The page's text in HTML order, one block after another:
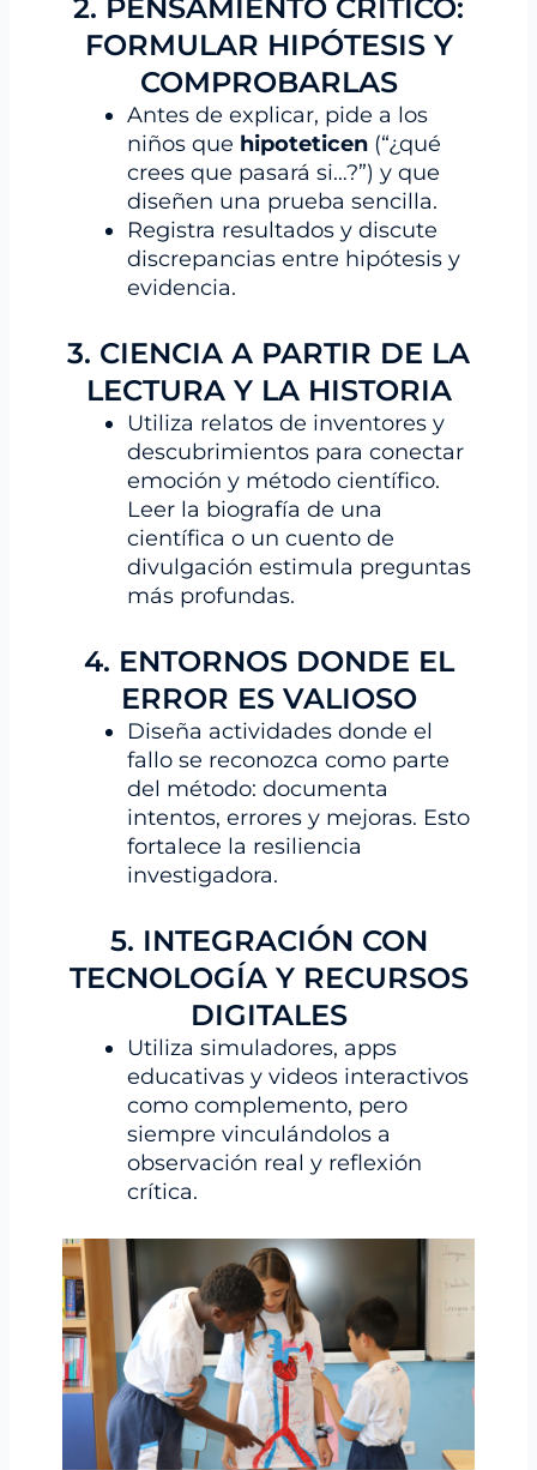
2. PENSAMIENTO CRÍTICO:
FORMULAR HIPÓTESIS Y
COMPROBARLAS
Antes de explicar, pide a los
niños que hipoteticen (“¿qué
crees que pasará si…?”) y que
diseñen una prueba sencilla.
Registra resultados y discute
discrepancias entre hipótesis y
evidencia.
3. CIENCIA A PARTIR DE LA
LECTURA Y LA HISTORIA
Utiliza relatos de inventores y
descubrimientos para conectar
emoción y método científico.
Leer la biografía de una
científica o un cuento de
divulgación estimula preguntas
más profundas.
4. ENTORNOS DONDE EL
ERROR ES VALIOSO
Diseña actividades donde el
fallo se reconozca como parte
del método: documenta
intentos, errores y mejoras. Esto
fortalece la resiliencia
investigadora.
5. INTEGRACIÓN CON
TECNOLOGÍA Y RECURSOS
DIGITALES
Utiliza simuladores, apps
educativas y videos interactivos
como complemento, pero
siempre vinculándolos a
observación real y reflexión
crítica.